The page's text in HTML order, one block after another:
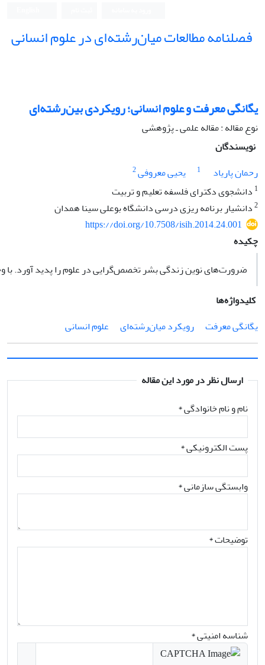
فصلنامه مطالعات میان‌رشته‌ای در علوم انسانی
یگانگی معرفت و علوم انسانی؛ رویکردی بین‌رشته‌ای
نوع مقاله : مقاله علمی ـ پژوهشی
نویسندگان
رحمان پاریاد
1 یحیی معروفی2
1 دانشجوی دکترای فلسفه تعلیم و تربیت
2دانشیار برنامه ریزی درسی دانشگاه بوعلی سینا همدان
https://doi.org/10.7508/isih.2014.24.001
چکیده
ضرورت‌های نوین زندگی بشر تخصص‌گرایی در علوم را پدید آورد. با
کلیدواژه‌ها
یگانگی معرفت
رویکرد میان‌رشته‌ای علوم انسانی
ارسال نظر در مورد این مقاله
نام و نام خانوادگی*
پست الکترونیکی*
وابستگی سازمانی *
توضیحات *
شناسه امنیتی *